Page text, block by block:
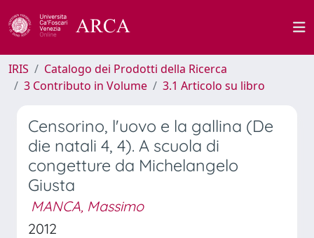
IRIS
Catalogo dei Prodotti della Ricerca
3 Contributo in Volume
3.1 Articolo su libro
Censorino, l'uovo e la gallina (De
die natali 4, 4). A scuola di
congetture da Michelangelo
Giusta
MANCA, Massimo
2012